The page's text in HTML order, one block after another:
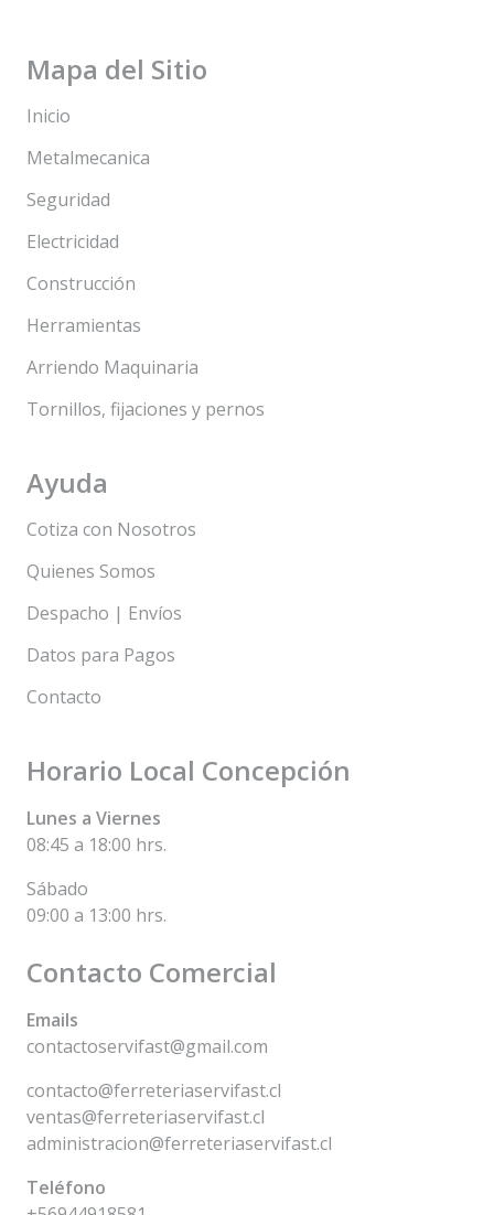
Mapa del Sitio
Inicio
Metalmecanica
Seguridad
Electricidad
Construcción
Herramientas
Arriendo Maquinaria
Tornillos, fijaciones y pernos
Ayuda
Cotiza con Nosotros
Quienes Somos
Despacho | Envíos
Datos para Pagos
Contacto
Horario Local Concepción
Lunes a Viernes
08:45 a 18:00 hrs.
Sábado
09:00 a 13:00 hrs.
Contacto Comercial
Emails
contactoservifast@gmail.com
contacto@ferreteriaservifast.cl
ventas@ferreteriaservifast.cl
administracion@ferreteriaservifast.cl
Teléfono